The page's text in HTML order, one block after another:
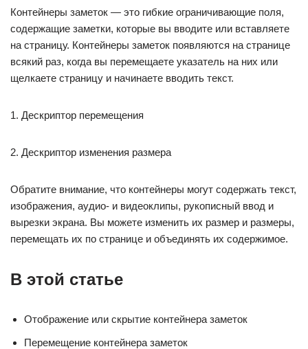
Контейнеры заметок — это гибкие ограничивающие поля,
содержащие заметки, которые вы вводите или вставляете
на страницу. Контейнеры заметок появляются на странице
всякий раз, когда вы перемещаете указатель на них или
щелкаете страницу и начинаете вводить текст.
1. Дескриптор перемещения
2. Дескриптор изменения размера
Обратите внимание, что контейнеры могут содержать текст,
изображения, аудио- и видеоклипы, рукописный ввод и
вырезки экрана. Вы можете изменить их размер и размеры,
перемещать их по странице и объединять их содержимое.
В этой статье
Отображение или скрытие контейнера заметок
Перемещение контейнера заметок